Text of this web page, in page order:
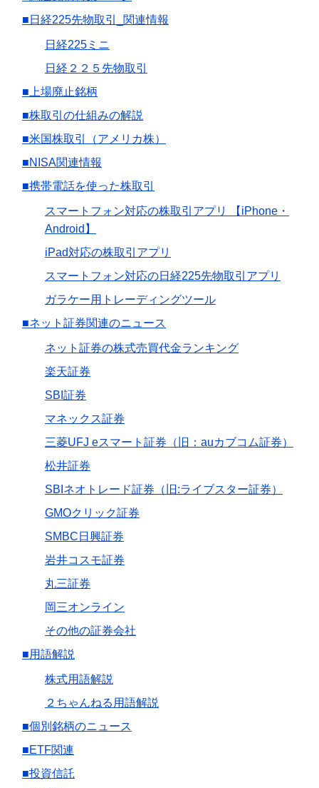
■日経225先物取引_関連情報
日経225ミニ
日経２２５先物取引
■上場廃止銘柄
■株取引の仕組みの解説
■米国株取引（アメリカ株）
■NISA関連情報
■携帯電話を使った株取引
スマートフォン対応の株取引アプリ 【iPhone・
Android】
iPad対応の株取引アプリ
スマートフォン対応の日経225先物取引アプリ
ガラケー用トレーディングツール
■ネット証券関連のニュース
ネット証券の株式売買代金ランキング
楽天証券
SBI証券
マネックス証券
三菱UFJ eスマート証券（旧：auカブコム証券）
松井証券
SBIネオトレード証券（旧:ライブスター証券）
GMOクリック証券
SMBC日興証券
岩井コスモ証券
丸三証券
岡三オンライン
その他の証券会社
■用語解説
株式用語解説
２ちゃんねる用語解説
■個別銘柄のニュース
■ETF関連
■投資信託